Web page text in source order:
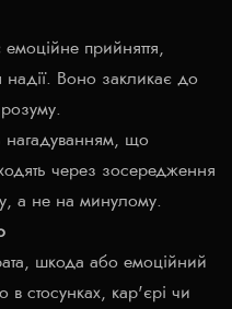
прийняття,
надії. Воно закликає до
нагадуванням, що
через зосередження
а не на минулому.
шкода або емоційний
в стосунках, кар'єрі чи